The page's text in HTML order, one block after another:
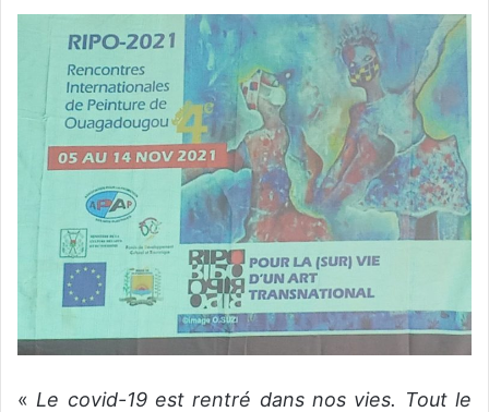
« Le covid-19 est rentré dans nos vies. Tout le